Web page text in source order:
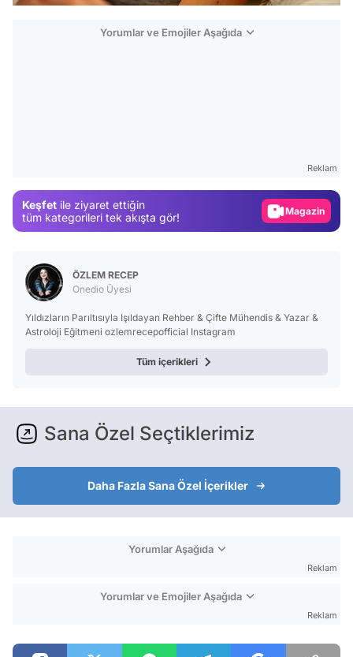
Yorumlar ve Emojiler Aşağıda
Reklam
Keşfet ile ziyaret ettiğin
tüm kategorileri tek akışta gör!
Magazin
ÖZLEM RECEP
Onedio Üyesi
Yıldızların Parıltısıyla Işıldayan Rehber & Çifte Mühendis & Yazar &
Astroloji Eğitmeni ozlemrecepofficial Instagram
Tüm içerikleri
Sana Özel Seçtiklerimiz
Daha Fazla Sana Özel İçerikler
Yorumlar Aşağıda
Reklam
Yorumlar ve Emojiler Aşağıda
Reklam